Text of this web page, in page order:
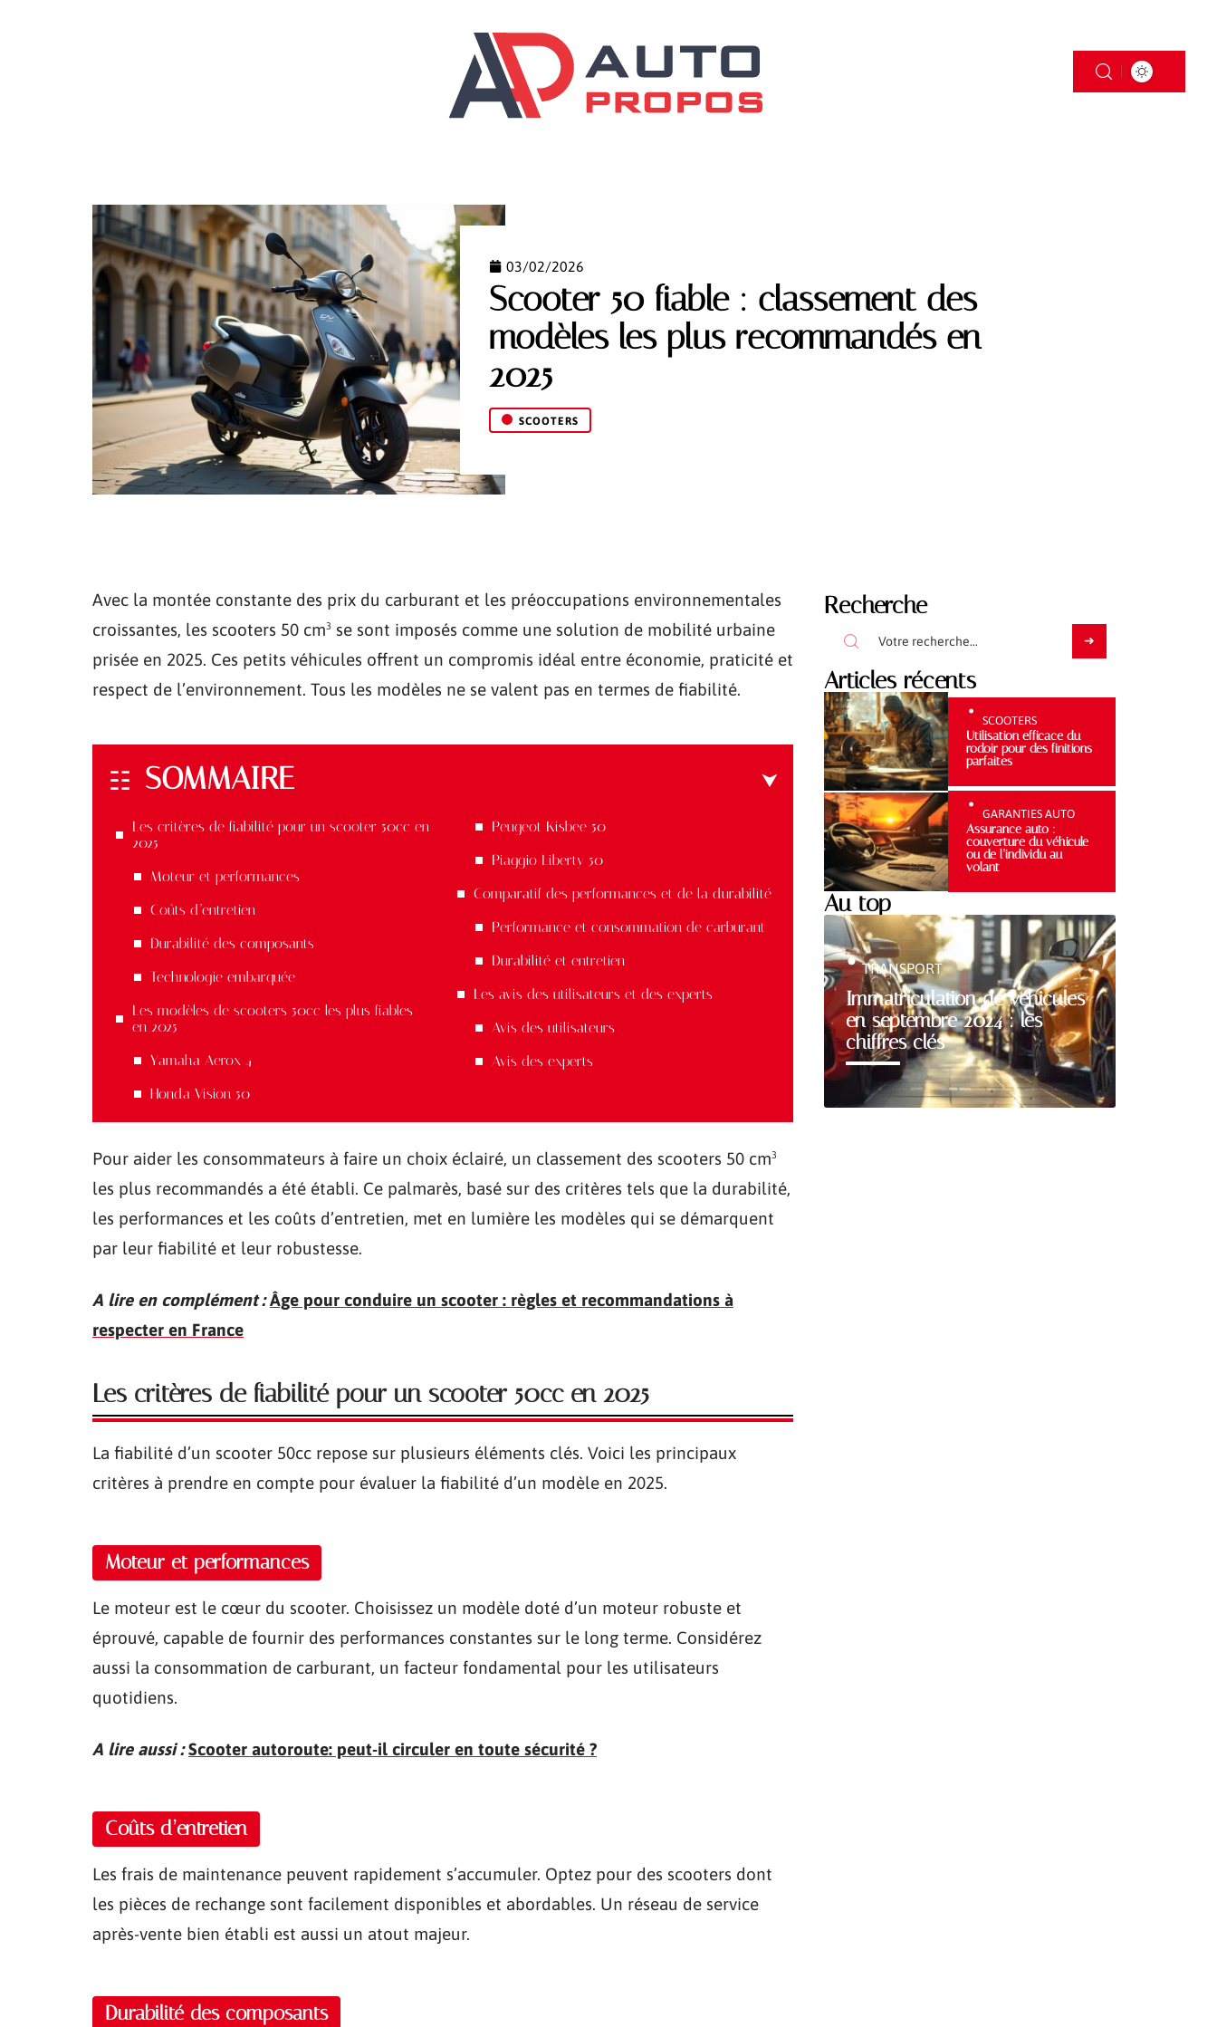
03/02/2026
Scooter 50 fiable : classement des
modèles les plus recommandés en
2025
SCOOTERS
Avec la montée constante des prix du carburant et les préoccupations environnementales
croissantes, les scooters 50 cm³ se sont imposés comme une solution de mobilité urbaine
prisée en 2025. Ces petits véhicules offrent un compromis idéal entre économie, praticité et
respect de l’environnement. Tous les modèles ne se valent pas en termes de fiabilité.
SOMMAIRE
Les critères de fiabilité pour un scooter 50cc en
2025
Moteur et performances
Coûts d’entretien
Durabilité des composants
Technologie embarquée
Les modèles de scooters 50cc les plus fiables
en 2025
Yamaha Aerox 4
Honda Vision 50
Peugeot Kisbee 50
Piaggio Liberty 50
Comparatif des performances et de la durabilité
Performance et consommation de carburant
Durabilité et entretien
Les avis des utilisateurs et des experts
Avis des utilisateurs
Avis des experts
Pour aider les consommateurs à faire un choix éclairé, un classement des scooters 50 cm³
les plus recommandés a été établi. Ce palmarès, basé sur des critères tels que la durabilité,
les performances et les coûts d’entretien, met en lumière les modèles qui se démarquent
par leur fiabilité et leur robustesse.
A lire en complément : Âge pour conduire un scooter : règles et recommandations à
respecter en France
Les critères de fiabilité pour un scooter 50cc en 2025
La fiabilité d’un scooter 50cc repose sur plusieurs éléments clés. Voici les principaux
critères à prendre en compte pour évaluer la fiabilité d’un modèle en 2025.
Moteur et performances
Le moteur est le cœur du scooter. Choisissez un modèle doté d’un moteur robuste et
éprouvé, capable de fournir des performances constantes sur le long terme. Considérez
aussi la consommation de carburant, un facteur fondamental pour les utilisateurs
quotidiens.
A lire aussi : Scooter autoroute: peut-il circuler en toute sécurité ?
Coûts d’entretien
Les frais de maintenance peuvent rapidement s’accumuler. Optez pour des scooters dont
les pièces de rechange sont facilement disponibles et abordables. Un réseau de service
après-vente bien établi est aussi un atout majeur.
Durabilité des composants
Recherche
Articles récents
SCOOTERS
Utilisation efficace du
rodoir pour des finitions
parfaites
GARANTIES AUTO
Assurance auto :
couverture du véhicule
ou de l’individu au
volant
Au top
Immatriculation de véhicules
en septembre 2024 : les
chiffres clés
TRANSPORT